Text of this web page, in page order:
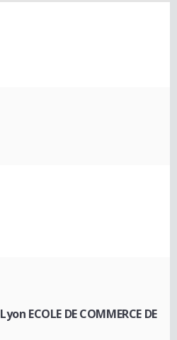
ECOLE DE COMMERCE DE